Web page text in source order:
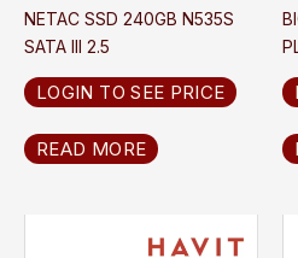
NETAC SSD 240GB N535S
SATA III 2.5
LOGIN TO SEE PRICE
READ MORE